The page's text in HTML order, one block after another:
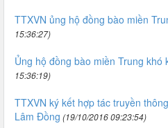
TTXVN ủng hộ đồng bào miền
15:36:27)
Ủng hộ đồng bào miền Trung khó
15:36:19)
TTXVN ký kết hợp tác truyền
Lâm Đồng (19/10/2016 09:23:54)